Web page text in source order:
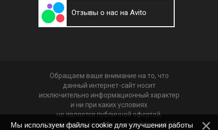
Отзывы о нас на Avito
Обращаем ваше внимание на то, что
данный интернет-сайт носит
исключительно информационный характер
и ни при каких условиях
не является публичной офертой,
определяемой положениями Статьи 437
Мы используем файлы cookie для улучшения работы